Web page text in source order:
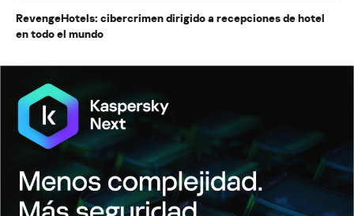
RevengeHotels: cibercrimen dirigido a recepciones de hotel
en todo el mundo